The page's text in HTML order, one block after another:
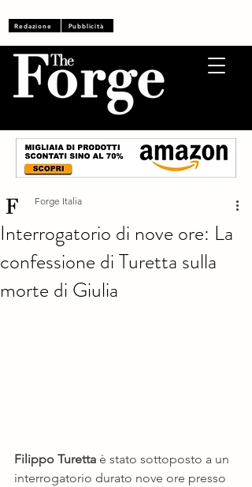
Redazione Pubblicità
Interrogatorio di nove ore: La
confessione di Turetta sulla
morte di Giulia
Forge Italia
Filippo Turetta è stato sottoposto a un
interrogatorio durato nove ore presso